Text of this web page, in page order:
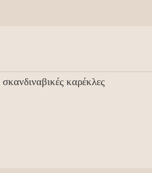
καρέκλες